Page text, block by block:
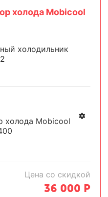
холода Mobicool
холодильник
холода Mobicool
Цена со скидкой
36 000 Р